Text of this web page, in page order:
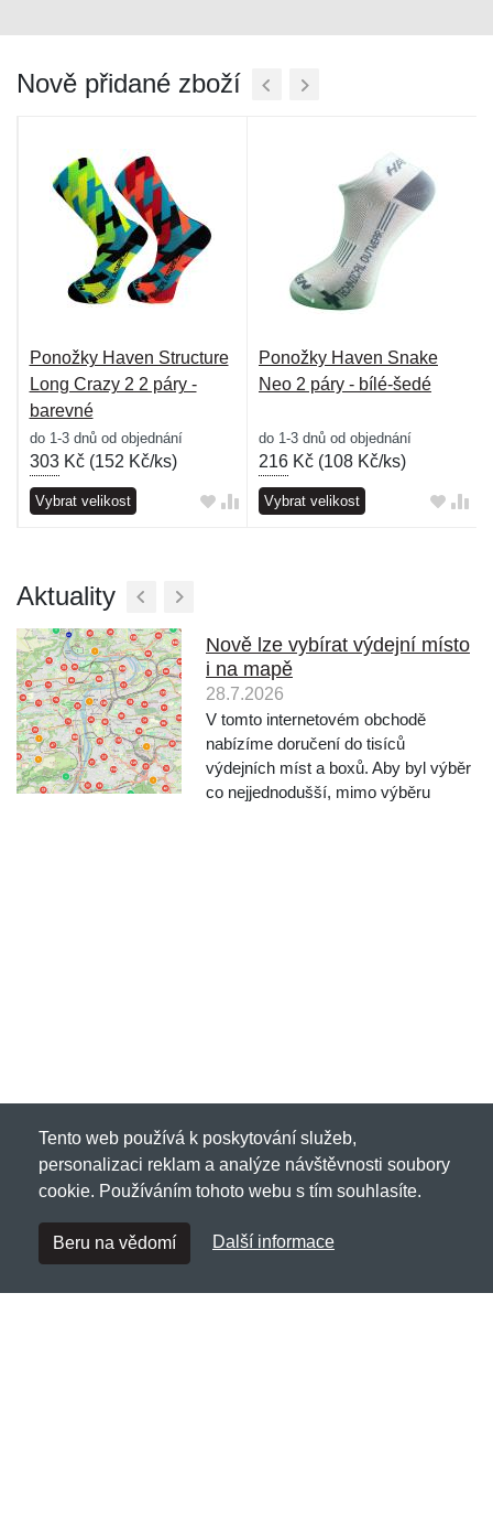
Nově přidané zboží
Ponožky Haven Structure
Long Crazy 2 2 páry -
barevné
do 1-3 dnů od objednání
303Kč (152 Kč/ks)
Vybrat velikost
Ponožky Haven Snake
Neo 2 páry - bílé-šedé
do 1-3 dnů od objednání
216 Kč (108 Kč/ks)
Vybrat velikost
Aktuality
Nově lze vybírat výdejní místo
i na mapě
28.7.2026
V tomto internetovém obchodě
nabízíme doručení do tisíců
výdejních míst a boxů. Aby byl výběr
co nejjednodušší, mimo výběru
Tento web používá k poskytování služeb,
personalizaci reklam a analýze návštěvnosti soubory
cookie. Používáním tohoto webu s tím souhlasíte.
Beru na vědomí Další informace